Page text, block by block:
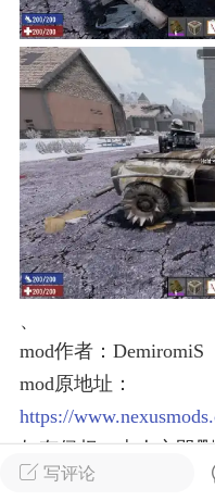
大人
Lv.8
02-10 15:45
电脑端 其他&
卖挂
禁止发布联机可
单机辅助引流私下售
作弊模组的发布规范近
作弊模组在联机服务器
环境，中文网特此发布
模组的发布行为：1. *...
72
大人
Lv.8
写评论
、
mod作者：DemiromiS
mod原地址：
https://
如有侵权，本人立即